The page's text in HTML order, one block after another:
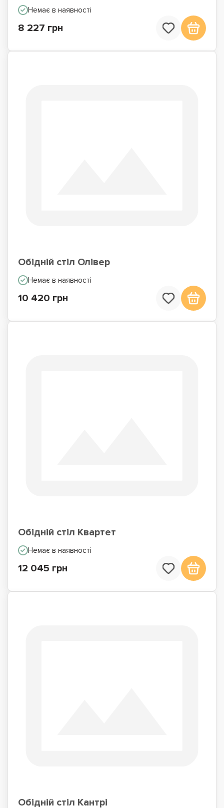
Немає в наявності
8 227 грн
Обідній стіл Олівер
Немає в наявності
10 420 грн
Обідній стіл Квартет
Немає в наявності
12 045 грн
Обідній стіл Кантрі